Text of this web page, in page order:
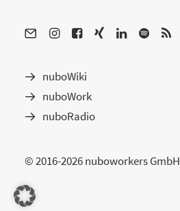
nuboWiki
nuboWork
nuboRadio
© 2016-2026 nuboworkers GmbH